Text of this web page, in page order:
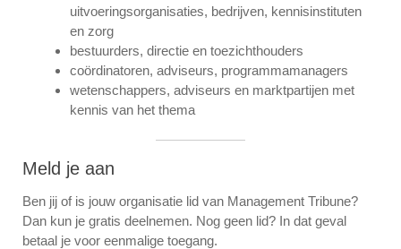
uitvoeringsorganisaties, bedrijven, kennisinstituten
en zorg
bestuurders, directie en toezichthouders
coördinatoren, adviseurs, programmamanagers
wetenschappers, adviseurs en marktpartijen met
kennis van het thema
Meld je aan
Ben jij of is jouw organisatie lid van Management Tribune?
Dan kun je gratis deelnemen. Nog geen lid? In dat geval
betaal je voor eenmalige toegang.